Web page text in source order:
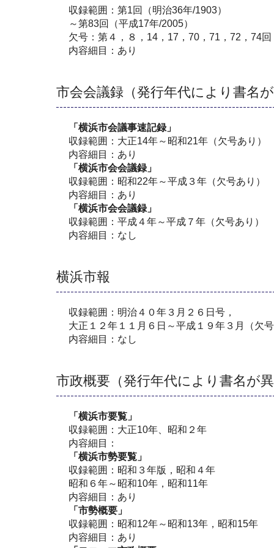
収録範囲：第1回（明治36年/1903）
～第83回（平成17年/2005）
欠号：第４，８，14，17，70，71，72，74回
内容細目：あり
市会会議録（発行年代により書名
「横浜市会議事速記録」
収録範囲：大正14年～昭和21年（欠号あり）
内容細目：あり
「横浜市会会議録」
収録範囲：昭和22年～平成３年（欠号あり）
内容細目：あり
「横浜市会会議録」
収録範囲：平成４年～平成７年（欠号あり）
内容細目：なし
横浜市報
収録範囲：明治４０年３月２６日号，
大正１２年１１月６日～平成１９年３月（欠号
内容細目：なし
市政概要（発行年代により書名が異
「横浜市要覧」
収録範囲：大正10年、昭和２年
内容細目：
「横浜市勢要覧」
収録範囲：昭和３年版，昭和４年
昭和６年～昭和10年，昭和11年
内容細目：あり
「市勢概要」
収録範囲：昭和12年～昭和13年，昭和15年
内容細目：あり